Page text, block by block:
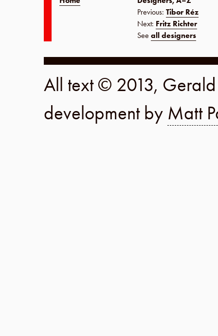
Previous: Tibor Réz
Next: Fritz Richter
See all designers
All text © 2013,
development by Matt